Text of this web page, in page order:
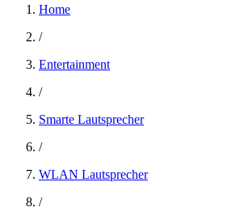
Home
/
Entertainment
/
Smarte Lautsprecher
/
WLAN Lautsprecher
/